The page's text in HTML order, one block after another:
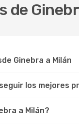
de
Ginebra a Milán
los mejores
a Milán?